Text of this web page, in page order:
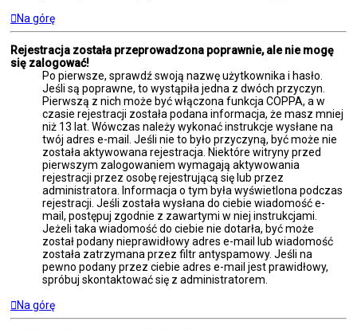
Na górę
Rejestracja została przeprowadzona poprawnie, ale nie mogę
się zalogować!
Po pierwsze, sprawdź swoją nazwę użytkownika i hasło.
Jeśli są poprawne, to wystąpiła jedna z dwóch przyczyn.
Pierwszą z nich może być włączona funkcja COPPA, a w
czasie rejestracji została podana informacja, że masz mniej
niż 13 lat. Wówczas należy wykonać instrukcje wysłane na
twój adres e-mail. Jeśli nie to było przyczyną, być może nie
została aktywowana rejestracja. Niektóre witryny przed
pierwszym zalogowaniem wymagają aktywowania
rejestracji przez osobę rejestrującą się lub przez
administratora. Informacja o tym była wyświetlona podczas
rejestracji. Jeśli została wysłana do ciebie wiadomość e-
mail, postępuj zgodnie z zawartymi w niej instrukcjami.
Jeżeli taka wiadomość do ciebie nie dotarła, być może
został podany nieprawidłowy adres e-mail lub wiadomość
została zatrzymana przez filtr antyspamowy. Jeśli na
pewno podany przez ciebie adres e-mail jest prawidłowy,
spróbuj skontaktować się z administratorem.
Na górę